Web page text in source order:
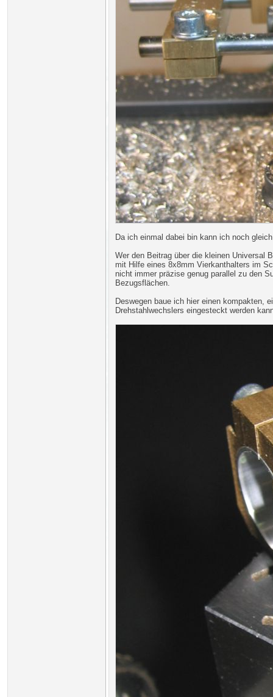
Da ich einmal dabei bin kann ich noch
Wer den Beitrag über die kleinen Universal
mit Hilfe eines 8x8mm Vierkanthalters im
nicht immer präzise genug parallel zu den
Bezugsflächen.
Deswegen baue ich hier einen kompakten,
Drehstahlwechslers eingesteckt werden